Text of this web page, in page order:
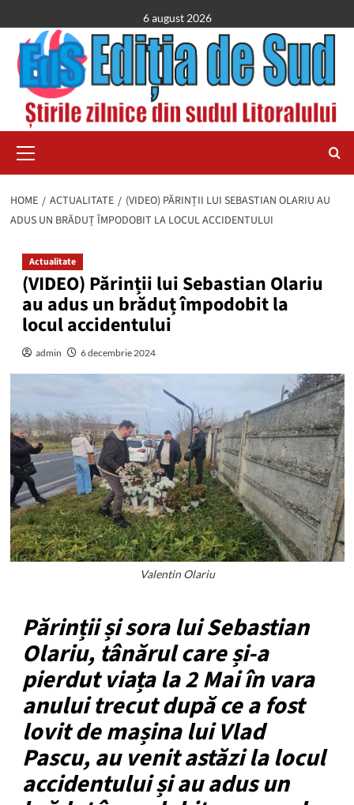
to
content
6 august 2026
Menu
HOME ACTUALITATE
(VIDEO) PĂRINȚII LUI SEBASTIAN OLARIU AU
ADUS UN BRĂDUȚ ÎMPODOBIT LA LOCUL ACCIDENTULUI
Actualitate
(VIDEO) Părinții lui Sebastian Olariu
au adus un brăduț împodobit la
locul accidentului
admin 6 decembrie 2024
Valentin Olariu
Părinții și sora lui Sebastian
Olariu, tânărul care și-a
pierdut viața la 2 Mai în vara
anului trecut după ce a fost
lovit de mașina lui Vlad
Pascu, au venit astăzi la locul
accidentului și au adus un